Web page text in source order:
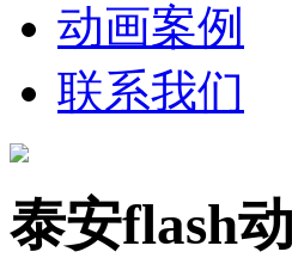
动画案例
联系我们
泰安flash